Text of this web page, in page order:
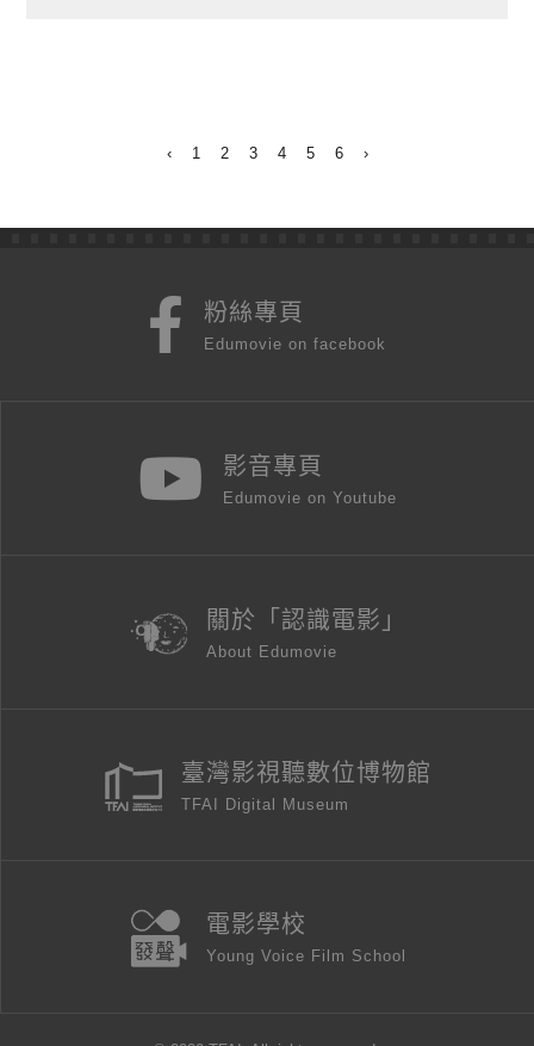
‹ 1 2 3 4 5 6 ›
粉絲專頁
Edumovie on facebook
影音專頁
Edumovie on Youtube
關於「認識電影」
About Edumovie
臺灣影視聽數位博物館
TFAI Digital Museum
電影學校
Young Voice Film School